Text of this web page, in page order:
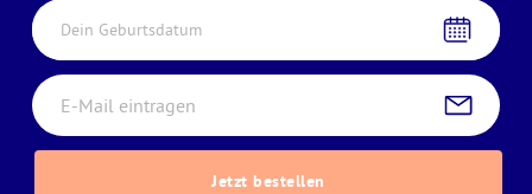
Dein Geburtsdatum
Jetzt bestellen